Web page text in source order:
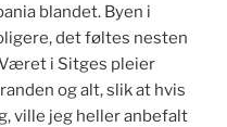
blandet. Byen i
det føltes nesten
i Sitges pleier
og alt, slik at hvis
ville jeg heller anbefalt